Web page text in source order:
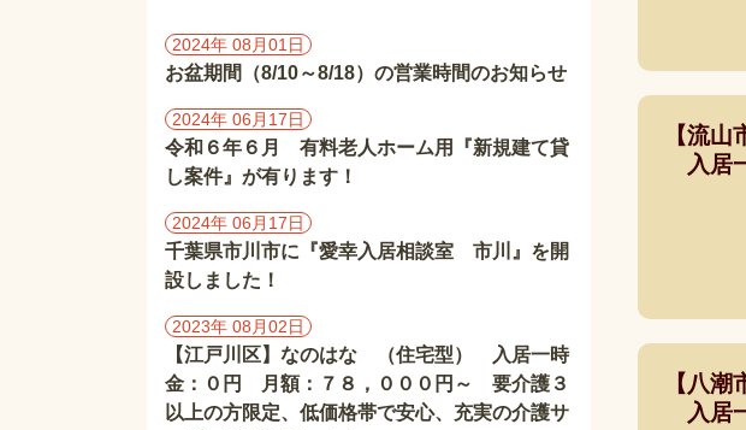
【流
入居
【八
入居
2024年 08月01日
お盆期間（8/10～8/18）の営業時間のお知らせ
2024年 06月17日
令和６年６月 有料老人ホーム用『新規建て貸
し案件』が有ります！
2024年 06月17日
千葉県市川市に『愛幸入居相談室 市川』を開
設しました！
2023年 08月02日
【江戸川区】なのはな （住宅型） 入居一時
金：０円 月額：７８，０００円～ 要介護３
以上の方限定、低価格帯で安心、充実の介護サ